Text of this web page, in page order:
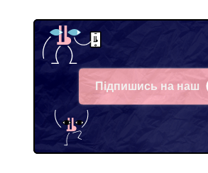
Підпишись на наш
Facebook